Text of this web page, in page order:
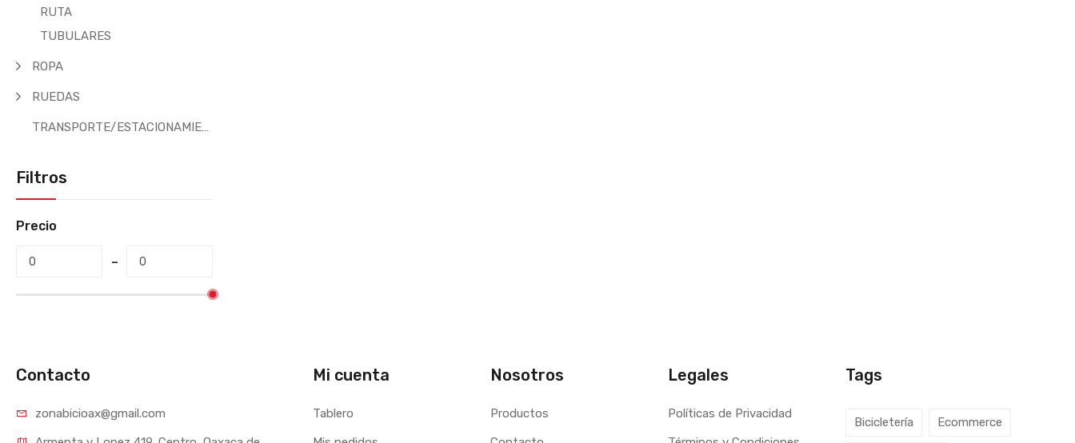
RUTA
TUBULARES
ROPA
RUEDAS
TRANSPORTE/ESTACIONAMIENTO
Filtros
Precio
Contacto
zonabicioax@gmail.com
Mi cuenta
Tablero
Nosotros
Productos
Legales
Políticas de Privacidad
Tags
Bicicletería Ecommerce